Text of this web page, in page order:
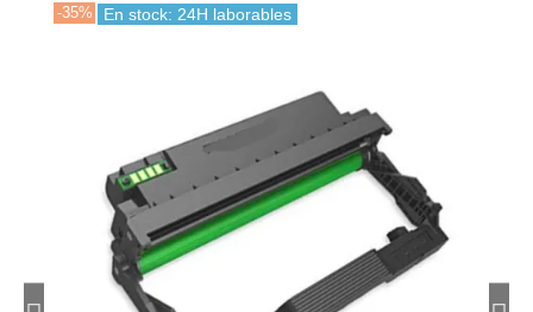
-35% En stock: 24H laborables